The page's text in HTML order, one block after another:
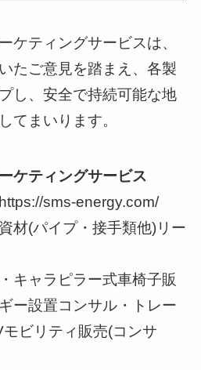
ケティングサービスは、
たご意見を踏まえ、各製
し、安全で持続可能な地
てまいります。
ケティングサービス
sms-energy.com/
材(パイプ・接手類他)リー
キャラピラー式車椅子販
ー設置コンサル・トレー
ビリティ販売(コンサ